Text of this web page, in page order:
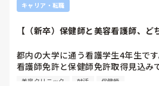
キャリア・転職
【（新卒）保健師と美容看護師、
都内の大学に通う看護学生4年生です
看護師免許と保健師免許取得見込み
夜勤がどうしても嫌で、第1希望が
美容クリニック 就活 保健師